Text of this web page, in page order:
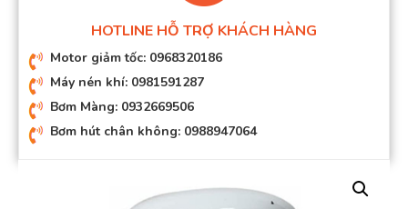
HOTLINE HỖ TRỢ KHÁCH HÀNG
Motor giảm tốc: 0968320186
Máy nén khí: 0981591287
Bơm Màng: 0932669506
Bơm hút chân không: 0988947064